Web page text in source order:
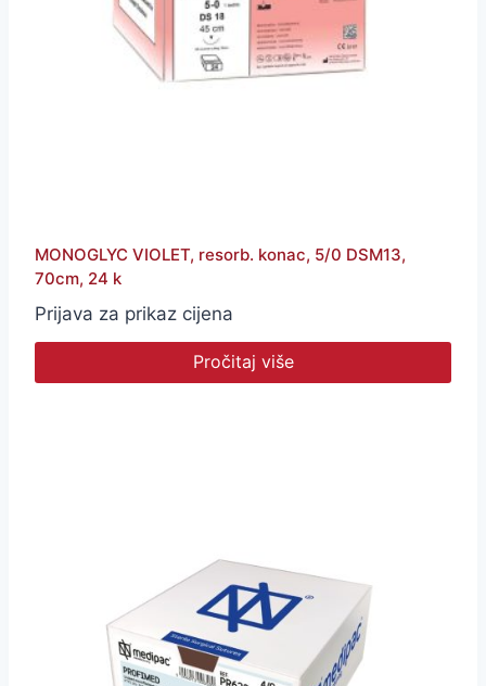
MONOGLYC VIOLET, resorb. konac, 5/0 DSM13,
70cm, 24 k
Prijava za prikaz cijena
Pročitaj više